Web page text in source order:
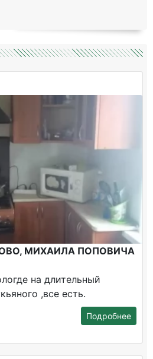
МИХАИЛА ПОПОВИЧА
на длительный
,все есть.
Подробнее